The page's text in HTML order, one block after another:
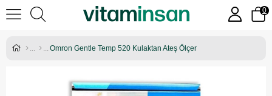
0
Omron Gentle Temp 520 Kulaktan Ateş Ölçer